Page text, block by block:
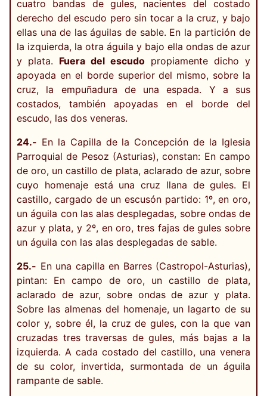
cuatro bandas de gules, nacientes del costado
derecho del escudo pero sin tocar a la cruz, y bajo
ellas una de las águilas de sable. En la partición de
la izquierda, la otra águila y bajo ella ondas de azur
y plata. Fuera del escudo propiamente dicho y
apoyada en el borde superior del mismo, sobre la
cruz, la empuñadura de una espada. Y a sus
costados, también apoyadas en el borde del
escudo, las dos veneras.
24.- En la Capilla de la Concepción de la Iglesia
Parroquial de Pesoz (Asturias), constan: En campo
de oro, un castillo de plata, aclarado de azur, sobre
cuyo homenaje está una cruz llana de gules. El
castillo, cargado de un escusón partido: 1º, en oro,
un águila con las alas desplegadas, sobre ondas de
azur y plata, y 2º, en oro, tres fajas de gules sobre
un águila con las alas desplegadas de sable.
25.- En una capilla en Barres (Castropol-Asturias),
pintan: En campo de oro, un castillo de plata,
aclarado de azur, sobre ondas de azur y plata.
Sobre las almenas del homenaje, un lagarto de su
color y, sobre él, la cruz de gules, con la que van
cruzadas tres traversas de gules, más bajas a la
izquierda. A cada costado del castillo, una venera
de su color, invertida, surmontada de un águila
rampante de sable.